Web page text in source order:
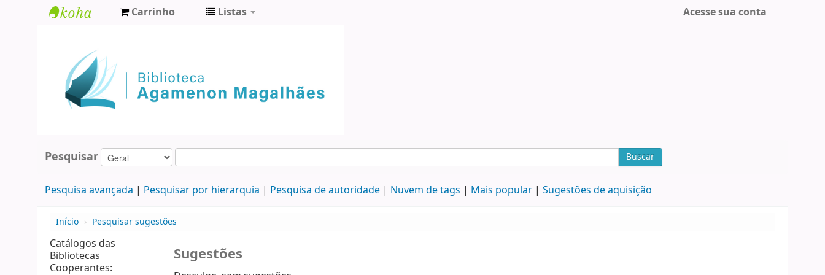
Agamenon
Magalhães
Carrinho Listas Acesse sua conta
Pesquisar Buscar
Pesquisa avançada Pesquisar por hierarquia Pesquisa de autoridade Nuvem de tags Mais popular Sugestões de aquisição
Início › Pesquisar sugestões
Catálogos das
Bibliotecas
Cooperantes:
Sugestões